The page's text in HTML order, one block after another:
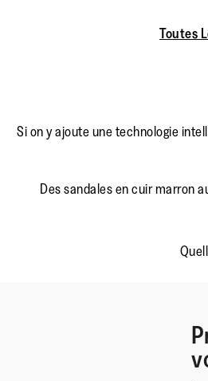
Toutes
Si on y ajoute une technologie
Des sandales en cuir marron